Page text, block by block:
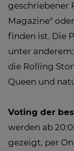
geschriebener
Magazine"
finden ist. Die
unter
die Rolling
Queen und
Voting der
werden ab
gezeigt, per